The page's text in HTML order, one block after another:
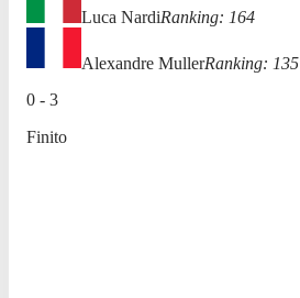
Luca NardiRanking: 164
Alexandre MullerRanking: 135
0 - 3
Finito